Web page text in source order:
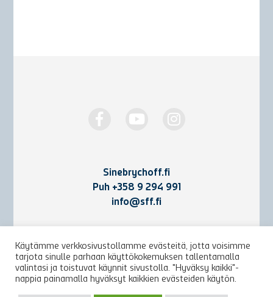
Sinebrychoff.fi
Puh +358 9 294 991
info@sff.fi
Yhteystiedot
Käyttöehdot ja rekisteriseloste
Arkisto
Käytämme verkkosivustollamme evästeitä, jotta voisimme
tarjota sinulle parhaan käyttökokemuksen tallentamalla
valintasi ja toistuvat käynnit sivustolla. "Hyväksy kaikki"-
nappia painamalla hyväksyt kaikkien evästeiden käytön.